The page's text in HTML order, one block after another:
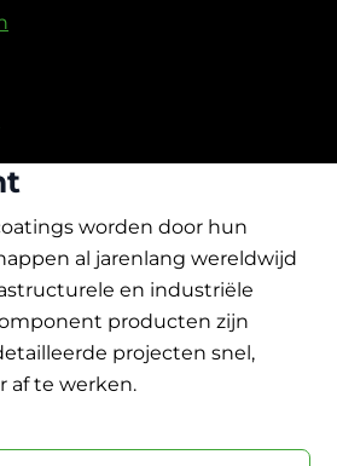
worden door hun
al jarenlang wereldwijd
en industriële
producten zijn
projecten snel,
af te werken.